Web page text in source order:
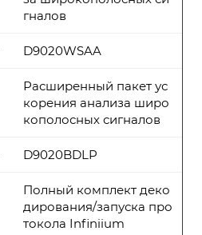
гналов
D9020WSAA
Расширенный пакет ус
корения анализа широ
кополосных сигналов
D9020BDLP
Полный комплект деко
дирования/запуска про
токола Infiniium